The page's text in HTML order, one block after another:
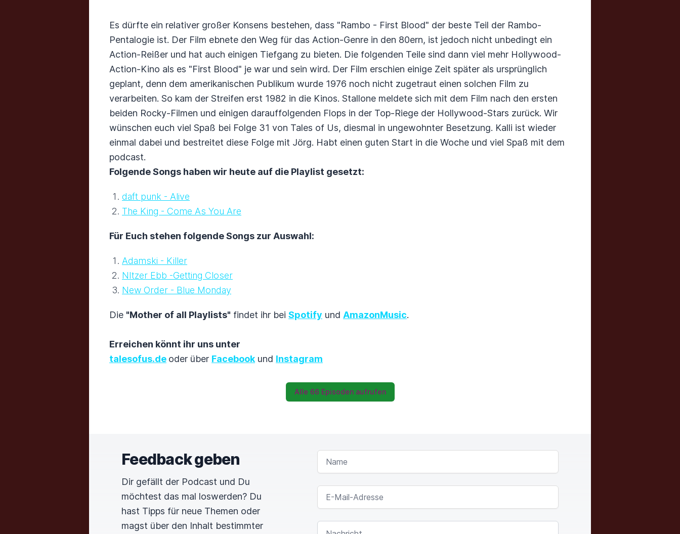
Es dürfte ein relativer großer Konsens bestehen, dass "Rambo - First Blood" der beste Teil der Rambo-
Pentalogie ist. Der Film ebnete den Weg für das Action-Genre in den 80ern, ist jedoch nicht unbedingt ein
Action-Reißer und hat auch einigen Tiefgang zu bieten. Die folgenden Teile sind dann viel mehr Hollywood-
Action-Kino als es "First Blood" je war und sein wird. Der Film erschien einige Zeit später als ursprünglich
geplant, denn dem amerikanischen Publikum wurde 1976 noch nicht zugetraut einen solchen Film zu
verarbeiten. So kam der Streifen erst 1982 in die Kinos. Stallone meldete sich mit dem Film nach den ersten
beiden Rocky-Filmen und einigen darauffolgenden Flops in der Top-Riege der Hollywood-Stars zurück. Wir
wünschen euch viel Spaß bei Folge 31 von Tales of Us, diesmal in ungewohnter Besetzung. Kalli ist wieder
einmal dabei und bestreitet diese Folge mit Jörg. Habt einen guten Start in die Woche und viel Spaß mit dem
podcast.
Folgende Songs haben wir heute auf die Playlist gesetzt:
daft punk - Alive
The King - Come As You Are
Für Euch stehen folgende Songs zur Auswahl:
Adamski - Killer
NItzer Ebb -Getting Closer
New Order - Blue Monday
Die "Mother of all Playlists" findet ihr bei Spotify und AmazonMusic.
Erreichen könnt ihr uns unter
talesofus.de oder über Facebook und Instagram
Alle 66 Episoden aufrufen
Feedback geben
Dir gefällt der Podcast und Du
möchtest das mal loswerden? Du
hast Tipps für neue Themen oder
magst über den Inhalt bestimmter
NAME
E-MAIL-ADRESSE
NACHRICHT